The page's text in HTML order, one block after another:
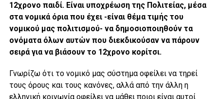
12χρονο παιδί. Είναι υποχρέωση της Πολιτείας, μέσα
στα νομικά όρια που έχει -είναι θέμα τιμής του
νομικού μας πολιτισμού- να δημοσιοποιηθούν τα
ονόματα όλων αυτών που διεκδικούσαν να πάρουν
σειρά για να βιάσουν το 12χρονο κορίτσι.
Γνωρίζω ότι το νομικό μας σύστημα οφείλει να τηρεί
τους όρους και τους κανόνες, αλλά από την άλλη η
ελληνική κοινωνία οφείλει να μάθει ποιοι είναι αυτοί